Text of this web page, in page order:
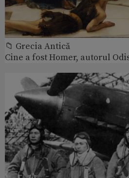
📁 Grecia Antică
Cine a fost Homer, autorul